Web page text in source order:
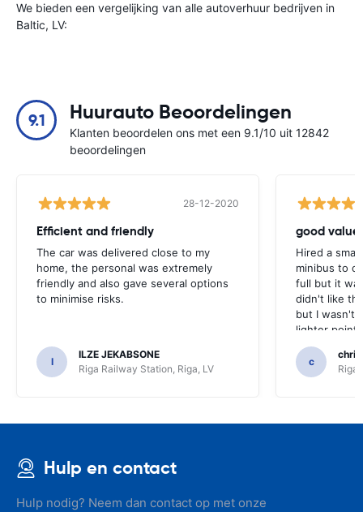
We bieden een vergelijking van alle autoverhuur bedrijven in
Baltic, LV:
9.1 Huurauto Beoordelingen
Klanten beoordelen ons met een 9.1/10 uit 12842
beoordelingen
28-12-2020
Efficient and friendly
The car was delivered close to my
home, the personal was extremely
friendly and also gave several options
to minimise risks.
I
ILZE JEKABSONE
Riga Railway Station, Riga, LV
good value
Hired a
minibus to
full but it
didn't like
but I wasn't
lighter point
nav lead
off. All in all
complaints
c
Riga
Hulp en contact
Hulp nodig? Neem dan contact op met onze